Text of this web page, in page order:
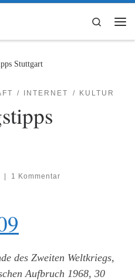
Search
Stuttgart
INTERNET KULTUR
| 1 Kommentar
des Zweiten Weltkriegs,
Aufbruch 1968, 30